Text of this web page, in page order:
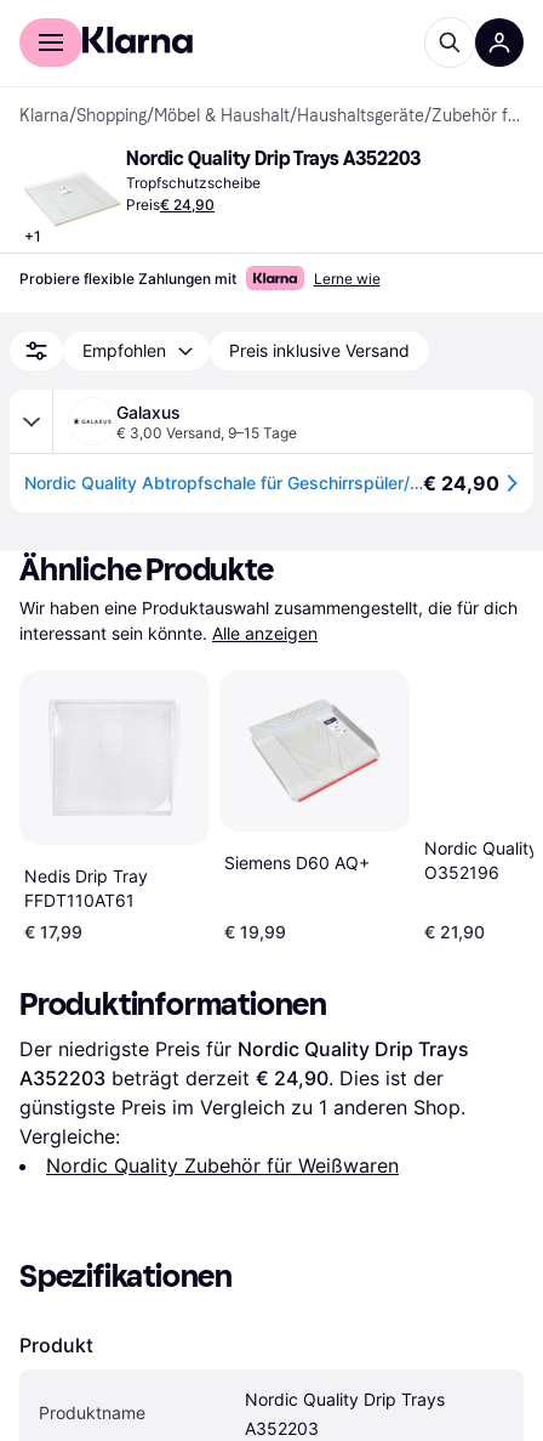
Für Shopper
Klarna/Shopping/Möbel & Haushalt/Haushaltsgeräte/ Zubehör für Weißwaren
+1
Nordic Quality Drip Trays A352203
Tropfschutzscheibe
Preis€ 24,90
Probiere flexible Zahlungen mit Lerne wie
Empfohlen Preis inklusive Versand
Galaxus
€ 3,00 Versand, 9–15 Tage
Nordic Quality Abtropfschale für Geschirrspüler/Spülmaschine, Zubehör Waschen + Trocknen, Transparent€ 24,90
Ähnliche Produkte
Wir haben eine Produktauswahl zusammengestellt, die für dich
interessant sein könnte. Alle anzeigen
Nedis Drip Tray
FFDT110AT61
€ 17,99
Siemens D60 AQ+
€ 19,99
Nordic Quality
O352196
€ 21,90
Produktinformationen
Der niedrigste Preis für Nordic Quality Drip Trays
A352203 beträgt derzeit € 24,90. Dies ist der
günstigste Preis im Vergleich zu 1 anderen Shop.
Vergleiche:
Nordic Quality Zubehör für Weißwaren
Spezifikationen
Produkt
Produktname
Nordic Quality Drip Trays
A352203